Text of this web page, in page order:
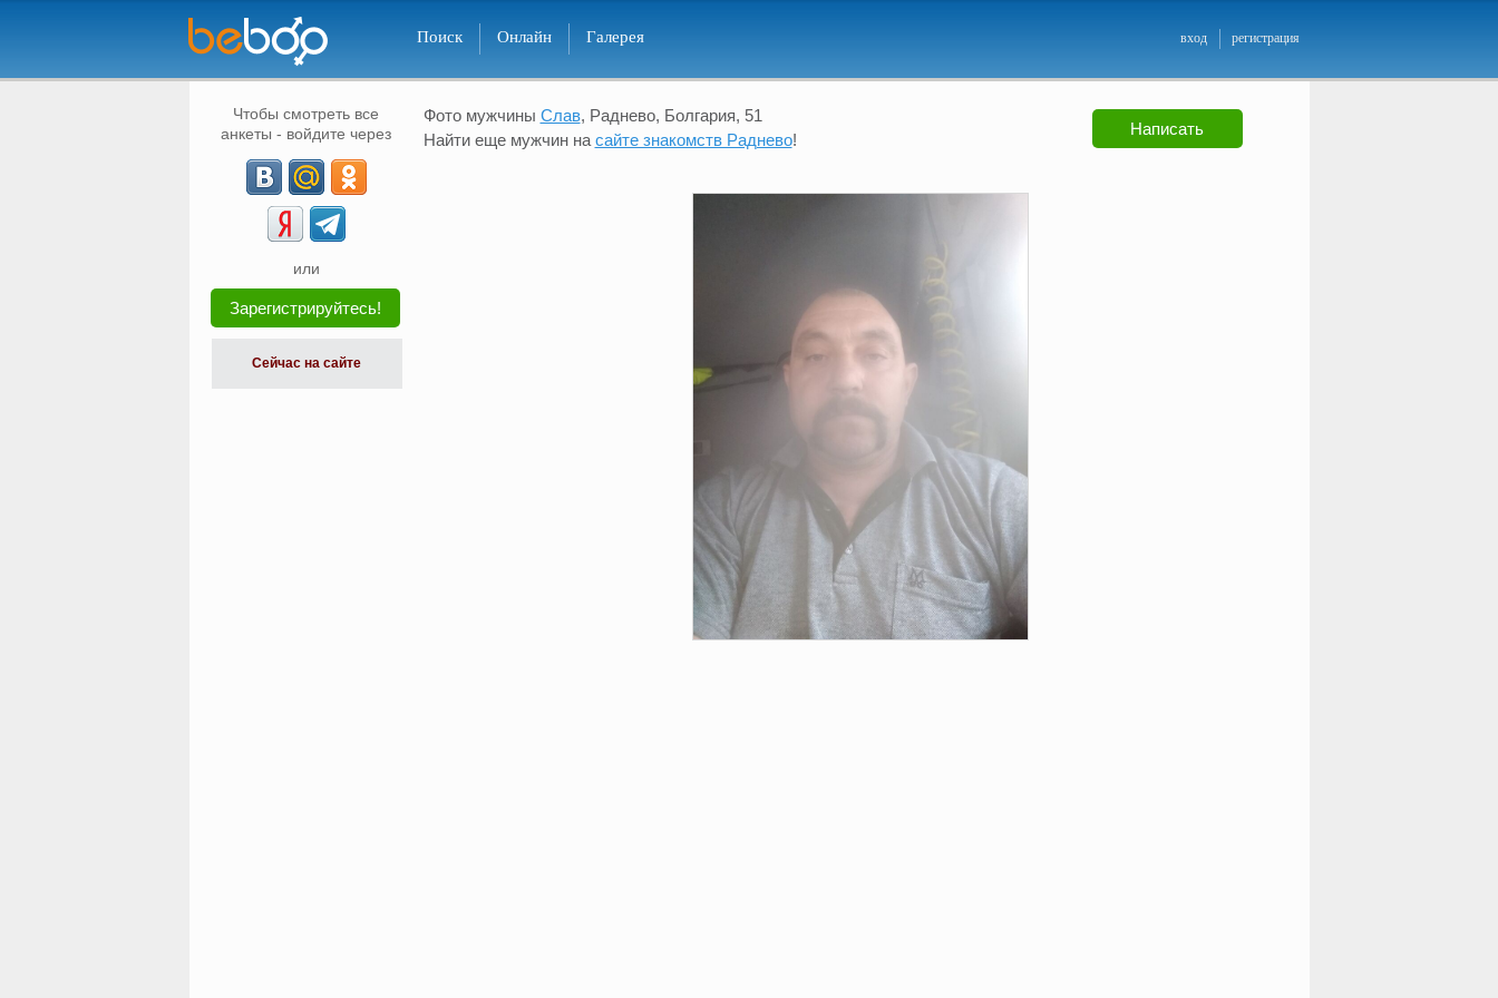
Поиск Онлайн Галерея вход регистрация
Чтобы смотреть все
анкеты - войдите через
или
Зарегистрируйтесь!
Сейчас на сайте
Фото мужчины Слав, Раднево, Болгария, 51
Найти еще мужчин на сайте знакомств Раднево!
Написать